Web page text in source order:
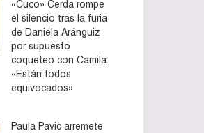
«Cuco» Cerda rompe
el silencio tras la furia
de Daniela Aránguiz
por supuesto
coqueteo con Camila:
«Están todos
equivocados»
Paula Pavic arremete